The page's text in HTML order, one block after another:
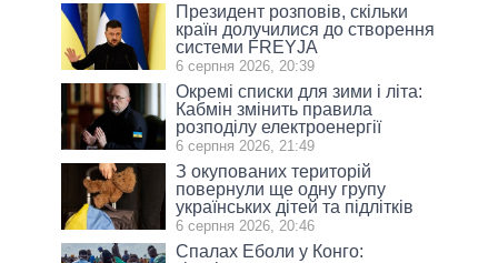
Президент розповів, скільки
країн долучилися до створення
системи FREYJA
6 серпня 2026, 20:39
Окремі списки для зими і літа:
Кабмін змінить правила
розподілу електроенергії
6 серпня 2026, 21:49
З окупованих територій
повернули ще одну групу
українських дітей та підлітків
6 серпня 2026, 20:46
Спалах Еболи у Конго: